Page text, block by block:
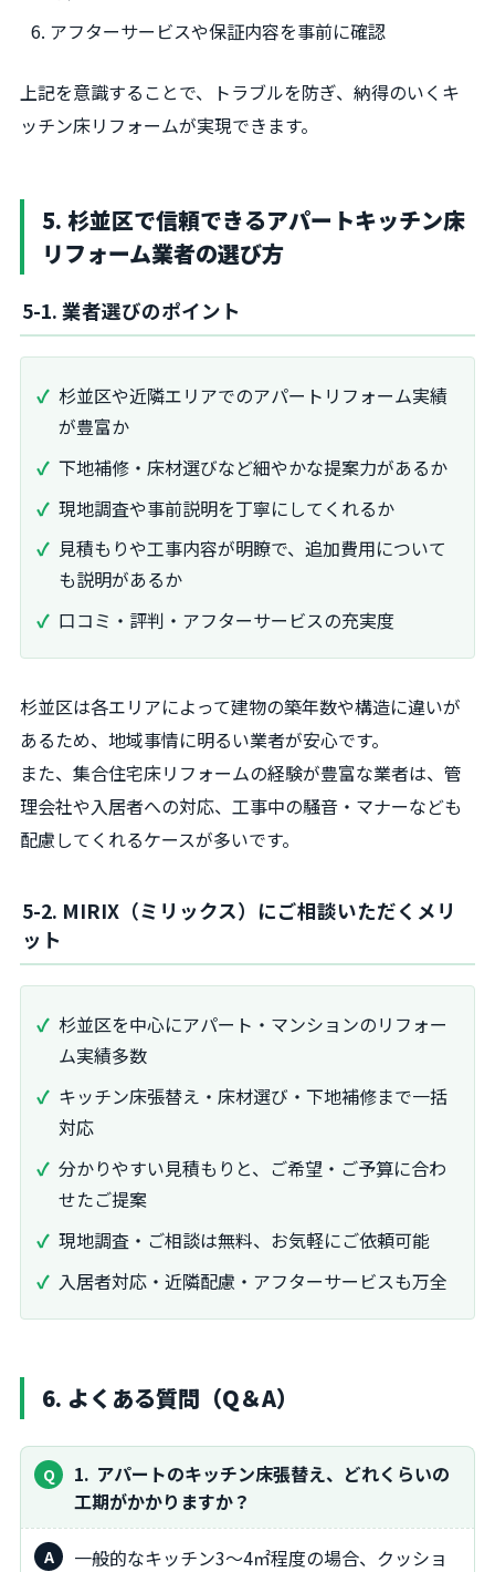
アフターサービスや保証内容を事前に確認
上記を意識することで、トラブルを防ぎ、納得のいくキ
ッチン床リフォームが実現できます。
5. 杉並区で信頼できるアパートキッチン床
リフォーム業者の選び方
5-1. 業者選びのポイント
杉並区や近隣エリアでのアパートリフォーム実績
が豊富か
下地補修・床材選びなど細やかな提案力があるか
現地調査や事前説明を丁寧にしてくれるか
見積もりや工事内容が明瞭で、追加費用について
も説明があるか
口コミ・評判・アフターサービスの充実度
杉並区は各エリアによって建物の築年数や構造に違いが
あるため、地域事情に明るい業者が安心です。
また、集合住宅床リフォームの経験が豊富な業者は、管
理会社や入居者への対応、工事中の騒音・マナーなども
配慮してくれるケースが多いです。
5-2. MIRIX（ミリックス）にご相談いただくメリ
ット
杉並区を中心にアパート・マンションのリフォー
ム実績多数
キッチン床張替え・床材選び・下地補修まで一括
対応
分かりやすい見積もりと、ご希望・ご予算に合わ
せたご提案
現地調査・ご相談は無料、お気軽にご依頼可能
入居者対応・近隣配慮・アフターサービスも万全
6. よくある質問（Q＆A）
1 アパートのキッチン床張替え、どれくらいの
工期がかかりますか？
一般的なキッチン3～4㎡程度の場合、クッショ